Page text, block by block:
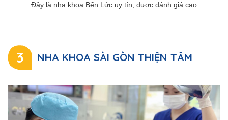
Đây là nha khoa Bến Lức uy tín, được đánh giá cao
3 NHA KHOA SÀI GÒN THIỆN TÂM